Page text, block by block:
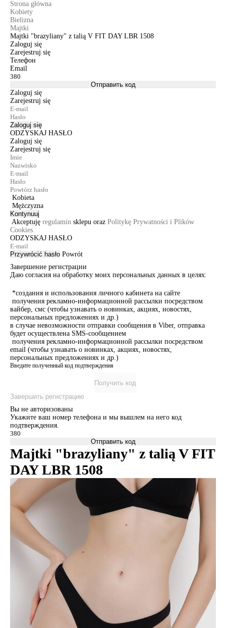
Strona główna
Kobiety
Bielizna
Majtki
Majtki "brazyliany" z talią V FIT DAY LBR 1508
Zaloguj się
Zarejestruj się
Телефон
Email
Отправить код
Zaloguj się
Zarejestruj się
Zaloguj się
ODZYSKAJ HASŁO
Zaloguj się
Zarejestruj się
Kobieta
Mężczyzna
Kontynuuj
Akceptuję regulamin sklepu oraz Politykę Prywatności i Plików
Cookies.
ODZYSKAJ HASŁO
Przywrócić hasło Powrót
Завершение регистрации
Даю согласия на обработку моих персональных данных в целях:
*создания и использования личного кабинета на сайте
получения рекламно-информационной рассылки посредством
вайбер, смс (чтобы узнавать о новинках, акциях, новостях,
персональных предложениях и др.)
в случае невозможности отправки сообщения в Viber, отправка
будет осуществлена SMS-сообщением
получения рекламно-информационной рассылки посредством
email (чтобы узнавать о новинках, акциях, новостях,
персональных предложениях и др.)
Введите полученный код подтверждения
Получить код
Завершить регистрацию
Вы не авторизованы
Укажите ваш номер телефона и мы вышлем на него код
подтверждения.
Отправить код
Majtki "brazyliany" z talią V FIT
DAY LBR 1508